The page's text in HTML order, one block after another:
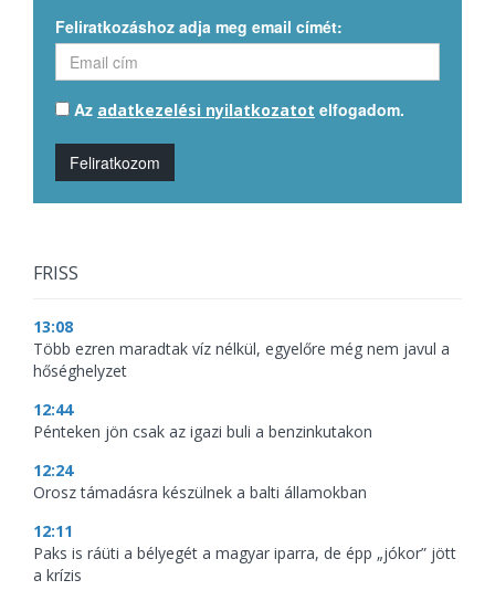
Feliratkozáshoz adja meg email címét:
Az adatkezelési nyilatkozatot elfogadom.
Feliratkozom
FRISS
13:08
Több ezren maradtak víz nélkül, egyelőre még nem javul a
hőséghelyzet
12:44
Pénteken jön csak az igazi buli a benzinkutakon
12:24
Orosz támadásra készülnek a balti államokban
12:11
Paks is ráüti a bélyegét a magyar iparra, de épp „jókor” jött
a krízis